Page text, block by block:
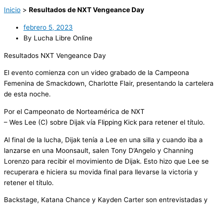
Inicio > Resultados de NXT Vengeance Day
febrero 5, 2023
By Lucha Libre Online
Resultados NXT Vengeance Day
El evento comienza con un video grabado de la Campeona
Femenina de Smackdown, Charlotte Flair, presentando la cartelera
de esta noche.
Por el Campeonato de Norteamérica de NXT
– Wes Lee (C) sobre Dijak vía Flipping Kick para retener el título.
Al final de la lucha, Dijak tenía a Lee en una silla y cuando iba a
lanzarse en una Moonsault, salen Tony D’Angelo y Channing
Lorenzo para recibir el movimiento de Dijak. Esto hizo que Lee se
recuperara e hiciera su movida final para llevarse la victoria y
retener el título.
Backstage, Katana Chance y Kayden Carter son entrevistadas y